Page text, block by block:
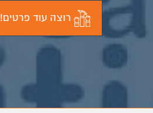
רוצה עוד פרטים!